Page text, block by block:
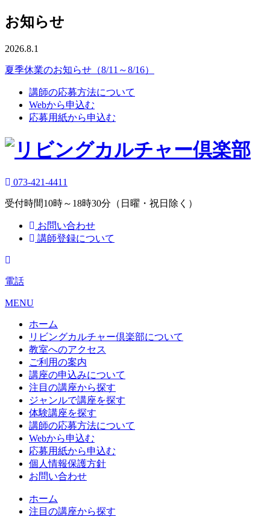
お知らせ
2026.8.1
夏季休業のお知らせ（8/11～8/16）
講師の応募方法について
Webから申込む
応募用紙から申込む
073-421-4411
受付時間10時～18時30分（日曜・祝日除く）
お問い合わせ
講師登録について
電話
MENU
ホーム
リビングカルチャー倶楽部について
教室へのアクセス
ご利用の案内
講座の申込みについて
注目の講座から探す
ジャンルで講座を探す
体験講座を探す
講師の応募方法について
Webから申込む
応募用紙から申込む
個人情報保護方針
お問い合わせ
ホーム
注目の講座から探す